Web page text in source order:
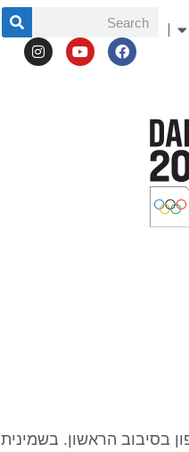
ק״ג) גברה על יריבה מטורקיה באיפון בסיבוב הראשון. בשמינית